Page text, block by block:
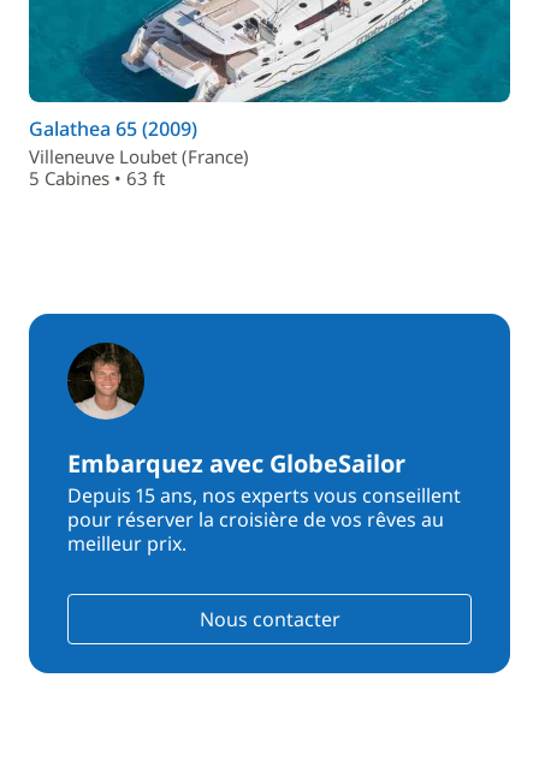
Galathea 65 (2009)
Villeneuve Loubet (France)
5 Cabines • 63 ft
Embarquez avec GlobeSailor
Depuis 15 ans, nos experts vous conseillent
pour réserver la croisière de vos rêves au
meilleur prix.
Nous contacter